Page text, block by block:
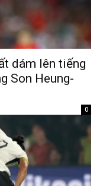
dám lên tiếng
Son Heung-
0